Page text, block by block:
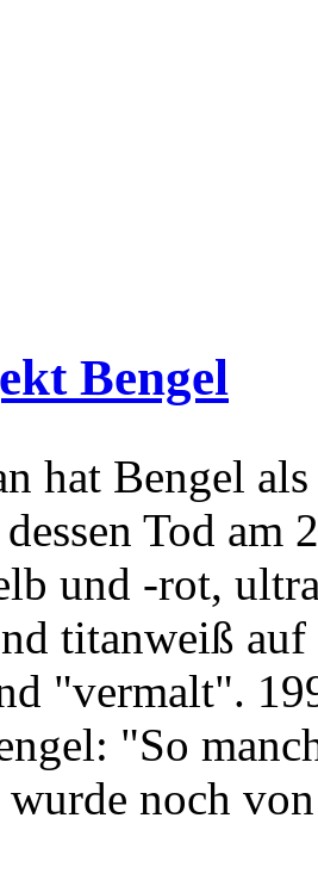
Bengel
hat Bengel
Tod am
und -rot,
titanweiß
"vermalt".
"So
noch